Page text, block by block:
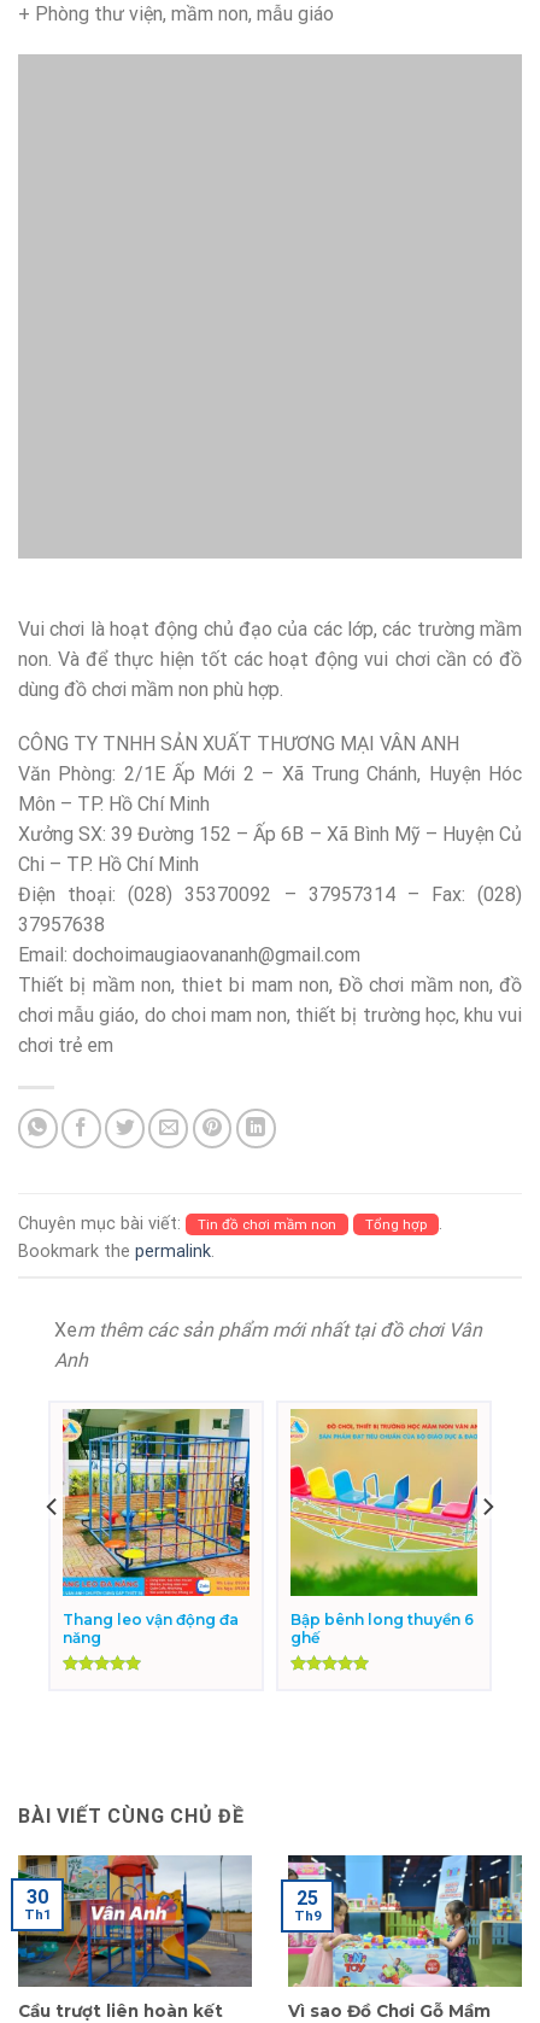
+ Phòng thư viện, mầm non, mẫu giáo
Vui chơi là hoạt động chủ đạo của các lớp, các trường mầm
non. Và để thực hiện tốt các hoạt động vui chơi cần có đồ
dùng đồ chơi mầm non phù hợp.
CÔNG TY TNHH SẢN XUẤT THƯƠNG MẠI VÂN ANH
Văn Phòng: 2/1E Ấp Mới 2 – Xã Trung Chánh, Huyện Hóc
Môn – TP. Hồ Chí Minh
Xưởng SX: 39 Đường 152 – Ấp 6B – Xã Bình Mỹ – Huyện Củ
Chi – TP. Hồ Chí Minh
Điện thoại: (028) 35370092 – 37957314 – Fax: (028)
37957638
Email: dochoimaugiaovananh@gmail.com
Thiết bị mầm non, thiet bi mam non, Đồ chơi mầm non, đồ
chơi mẫu giáo, do choi mam non, thiết bị trường học, khu vui
chơi trẻ em
Chuyên mục bài viết: Tin đồ chơi mầm non Tổng hợp
.
Bookmark the permalink.
Xem thêm các sản phẩm mới nhất tại đồ chơi Vân
Anh
Thang leo vận động đa
năng
Bập bênh long thuyền 6
ghế
BÀI VIẾT CÙNG CHỦ ĐỀ
Cầu trượt liên hoàn kết
30
Th1
Vì sao Đồ Chơi Gỗ Mầm
25
Th9